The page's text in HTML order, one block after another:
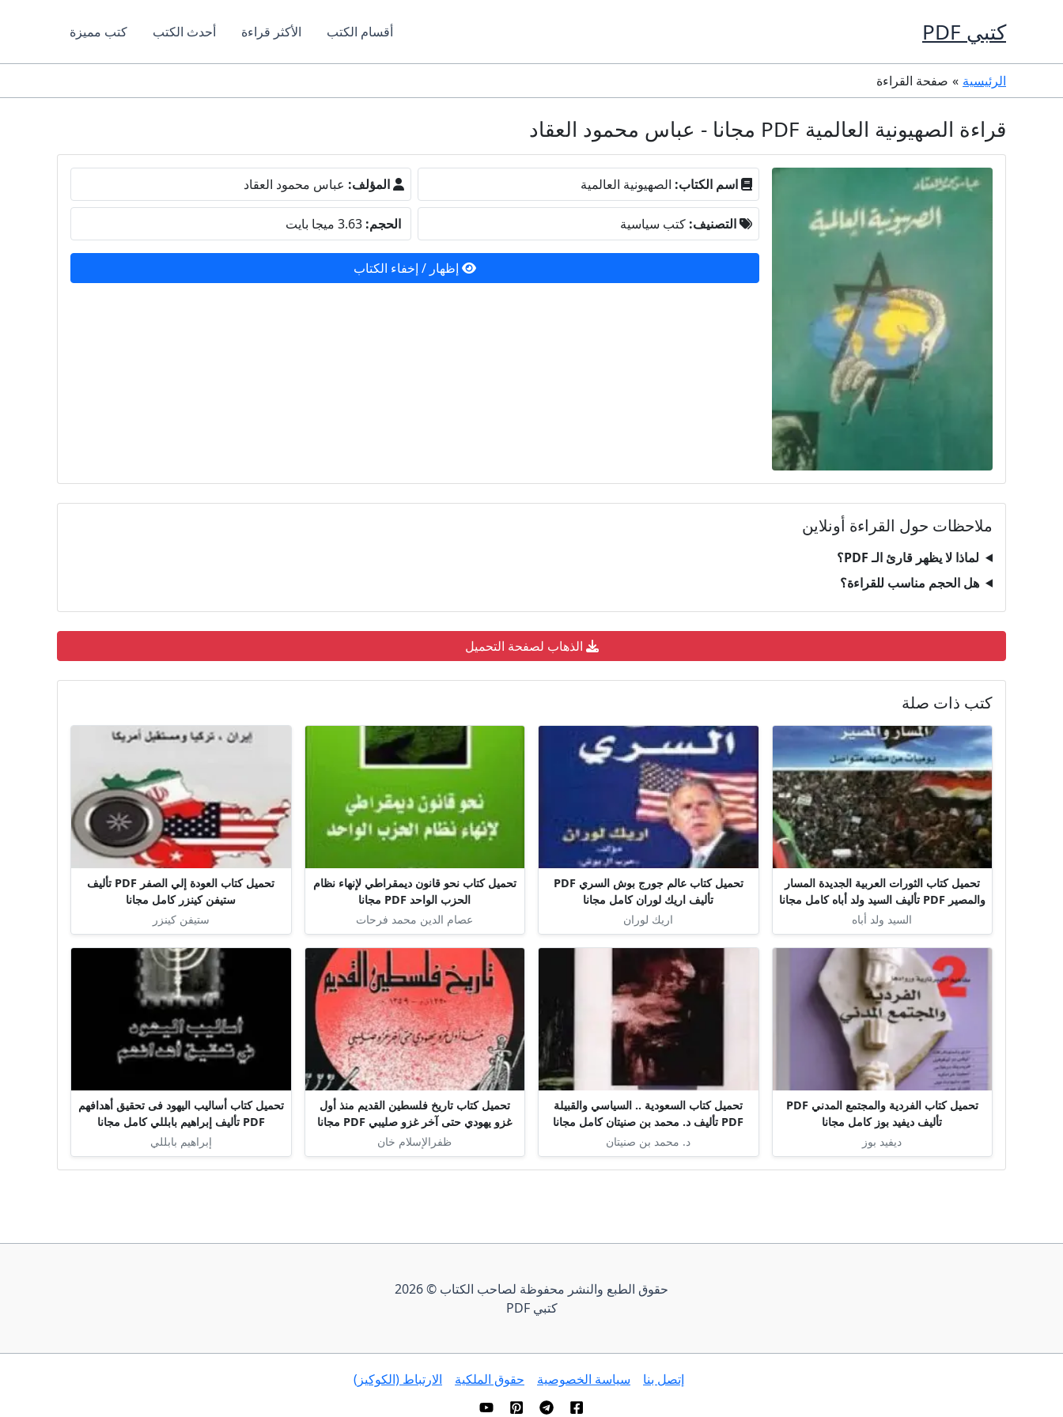
كتبي PDF أقسام الكتب الأكثر قراءة أحدث الكتب كتب مميزة
الرئيسية صفحة القراءة
قراءة الصهيونية العالمية PDF مجانا - عباس محمود العقاد
اسم الكتاب: الصهيونية العالمية المؤلف: عباس محمود العقاد
التصنيف: كتب سياسية الحجم:
إظهار / إخفاء الكتاب
ملاحظات حول القراءة أونلاين
لماذا لا يظهر قارئ الـ PDF؟
هل الحجم مناسب للقراءة؟
الذهاب لصفحة التحميل
كتب ذات صلة
تحميل كتاب الثورات العربية الجديدة المسار
والمصير PDF تأليف السيد ولد أباه كامل مجانا
السيد ولد أباه
تحميل كتاب عالم جورج بوش السري PDF
تأليف اريك لوران كامل مجانا
اريك لوران
تحميل كتاب نحو قانون ديمقراطي لإنهاء نظام
الحزب الواحد PDF مجانا
عصام الدين محمد فرحات
تحميل كتاب العودة إلي الصفر PDF تأليف
ستيفن كينزر كامل مجانا
ستيفن كينزر
تحميل كتاب الفردية والمجتمع المدني PDF
تأليف ديفيد بوز كامل مجانا
ديفيد بوز
تحميل كتاب السعودية .. السياسي والقبيلة
PDF تأليف د. محمد بن صنيتان كامل مجانا
د. محمد بن صنيتان
تحميل كتاب تاريخ فلسطين القديم منذ أول
غزو يهودي حتى آخر غزو صليبي PDF مجانا
ظفرالإسلام خان
تحميل كتاب أساليب اليهود فى تحقيق أهدافهم
PDF تأليف إبراهيم بابللي كامل مجانا
إبراهيم بابللي
حقوق الطبع والنشر محفوظة لصاحب الكتاب © 2026
كتبي PDF
إتصل بنا سياسة الخصوصية حقوق الملكية الارتباط (الكوكيز)